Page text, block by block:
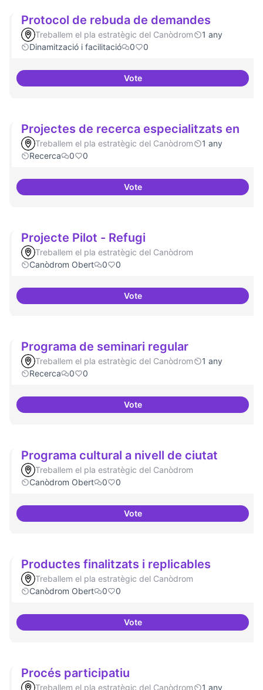
Protocol de rebuda de demandes
Treballem el pla estratègic del Canòdrom
1 any
Dinamització i facilitació
0 0
VoteProtocol de rebuda de
Projectes de recerca especialitzats en
Treballem el pla estratègic del Canòdrom
1 any
Recerca
0 0
VoteProjectes de recerca
Projecte Pilot - Refugi
Treballem el pla estratègic del Canòdrom
Canòdrom Obert
0 0
VoteProjecte Pilot - Refugi
Programa de seminari regular
Treballem el pla estratègic del Canòdrom
1 any
Recerca
0 0
VotePrograma de seminari regular
Programa cultural a nivell de ciutat
Treballem el pla estratègic del Canòdrom
Canòdrom Obert
0 0
VotePrograma cultural a nivell de
Productes finalitzats i replicables
Treballem el pla estratègic del Canòdrom
Canòdrom Obert
0 0
VoteProductes finalitzats i
Procés participatiu
Treballem el pla estratègic del Canòdrom 1 any